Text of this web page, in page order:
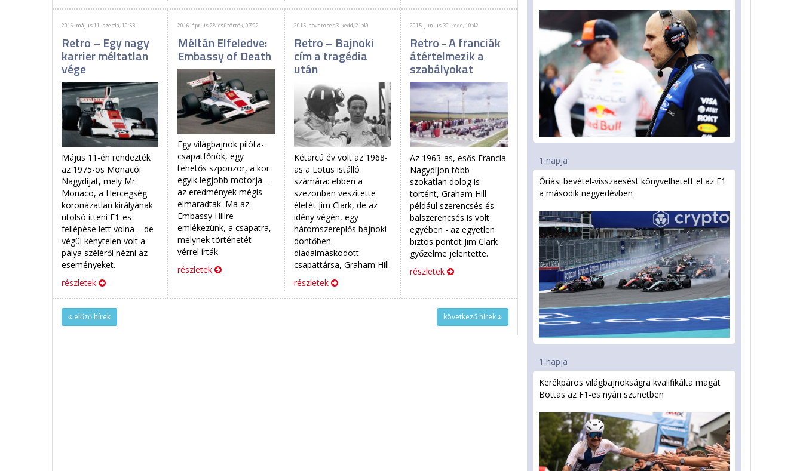
2016. május 11. szerda, 10:53
Retro – Egy nagy
karrier méltatlan
vége
Május 11-én rendezték
az 1975-ös Monacói
Nagydíjat, mely Mr.
Monaco, a Hercegség
koronázatlan királyának
utolsó itteni F1-es
fellépése lett volna – de
végül kénytelen volt a
pálya széléről nézni az
eseményeket.
részletek
2016. április 28. csütörtök, 07:02
Méltán Elfeledve:
Embassy of Death
Egy világbajnok pilóta-
csapatfőnök, egy
tehetős szponzor, a kor
egyik legjobb motorja –
az eredmények mégis
elmaradtak. Ma az
Embassy Hillre
emlékezünk, a csapatra,
melynek történetét
vérrel írták.
részletek
2015. november 3. kedd, 21:49
Retro – Bajnoki
cím a tragédia
után
Kétarcú év volt az 1968-
as a Lotus istálló
számára: ebben a
szezonban veszítette
életét Jim Clark, de az
idény végén, egy
háromszereplős bajnoki
döntőben
diadalmaskodott
csapattársa, Graham Hill.
részletek
2015. június 30. kedd, 10:42
Retro - A franciák
átértelmezik a
szabályokat
Az 1963-as, esős Francia
Nagydíjon több
szokatlan dolog is
történt, Graham Hill
például szerencsés és
balszerencsés is volt
egyében - az egyetlen
biztos pontot Jim Clark
győzelme jelentette.
részletek
előző hírek következő hírek
1 napja
Óriási bevétel-visszaesést könyvelhetett el az F1
a második negyedévben
1 napja
Kerékpáros világbajnokságra kvalifikálta magát
Bottas az F1-es nyári szünetben